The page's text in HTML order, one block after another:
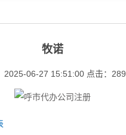
牧诺
2025-06-27 15:51:00 点击： 289